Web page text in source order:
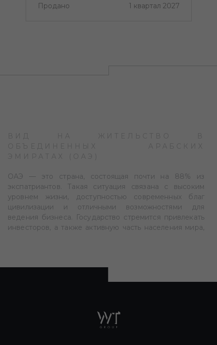
Продано
1 квартал 2027
ОАЭ — это страна, состоящая почти на 88% из
экспатриантов. Такая ситуация связана с высоким
уровнем жизни, доступностью современных благ
цивилизации и отличными возможностями для
ведения бизнеса. Государство стремится привлекать
инвесторов, а также активную часть населения мира,
Эмираты, рекомендуем обратиться к экспертам WT
GROUP. Наши специалисты проконсультируют вас по